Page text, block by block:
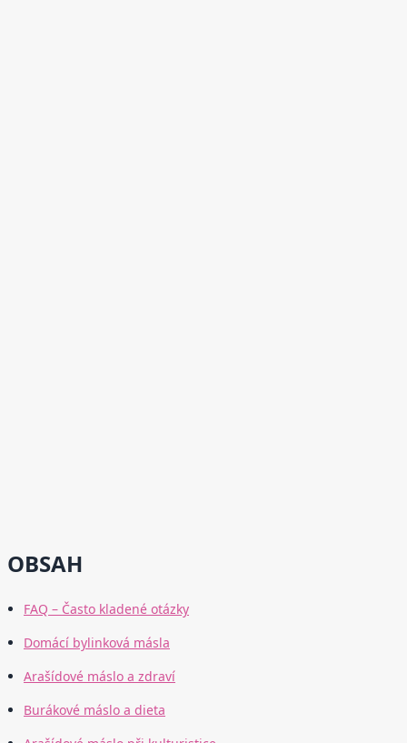
OBSAH
FAQ – Často kladené otázky
Domácí bylinková másla
Arašídové máslo a zdraví
Burákové máslo a dieta